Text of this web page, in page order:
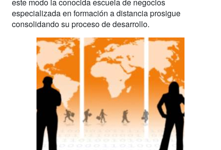
especializada en formación a distancia prosigue
consolidando su proceso de desarrollo.